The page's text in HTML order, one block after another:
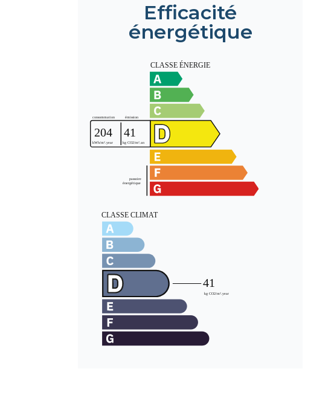
Efficacité
énergétique